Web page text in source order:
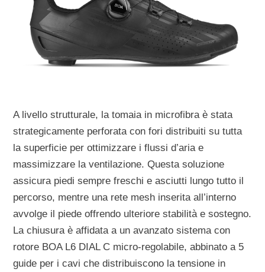
A livello strutturale, la tomaia in microfibra è stata
strategicamente perforatacon fori distribuiti su tutta
la superficie per ottimizzare i flussi d’aria e
massimizzare la ventilazione. Questa soluzione
assicura piedi sempre freschi e asciutti lungo tutto il
percorso, mentre una rete mesh inserita all’interno
avvolge il piede offrendo ulteriore stabilità e sostegno.
La chiusura è affidata a un avanzato sistema con
rotore BOA L6 DIAL C micro-regolabile, abbinato a 5
guide per i cavi che distribuiscono la tensione in